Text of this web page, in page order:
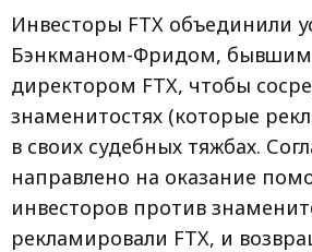
Инвесторы FTX объединили
Бэнкманом-Фридом, бывшим
директором FTX, чтобы
знаменитостях (которые
в своих судебных тяжбах.
направлено на оказание
инвесторов против
рекламировали FTX, и